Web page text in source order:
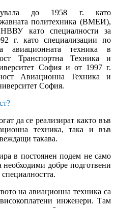
до 1958 г. като
политехника (ВМЕИ),
като специалности за
г. като специализации по
авиационната техника в
Транспортна Техника и
София и от 1997 г.
Авиационна Техника и
София.
да се реализират както във
техника, така и във
такава.
в постоянен подем не само
добре подготвени
на авиационна техника са
инженери. Там